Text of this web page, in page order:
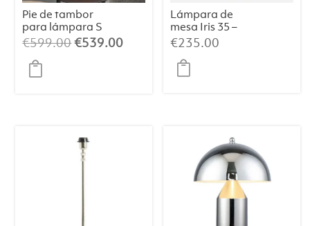
Pie de tambor
para lámpara S
Champán/Beige
/064
€599.00El
€539.00El
Lámpara de
mesa Iris 35 –
Verde
€235.00